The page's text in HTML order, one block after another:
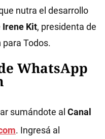
nutra el desarrollo
Irene Kit, presidenta de
para Todos.
WhatsApp
sumándote al Canal
. Ingresá al